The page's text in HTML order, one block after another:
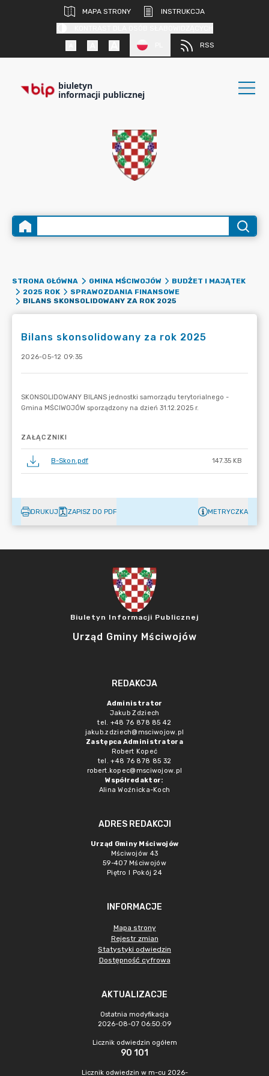
MAPA STRONY
INSTRUKCJA
RSS
biuletyn
informacji publicznej
STRONA GŁÓWNA GMINA MŚCIWOJÓW
BUDŻET I MAJĄTEK
2025 ROK
SPRAWOZDANIA FINANSOWE
BILANS SKONSOLIDOWANY ZA ROK 2025
Bilans skonsolidowany za rok 2025
2026-05-12 09:35
ZAŁĄCZNIKI
B-Skon.pdf 147.35 KB
DRUKUJ ZAPISZ DO PDF METRYCZKA
Biuletyn Informacji Publicznej
Urząd Gminy Mściwojów
REDAKCJA
Administrator
Jakub Zdziech
tel. +48 76 878 85 42
jakub.zdziech@msciwojow.pl
Zastępca Administratora
Robert Kopeć
tel. +48 76 878 85 32
robert.kopec@msciwojow.pl
Współredaktor:
Alina Woźnicka-Koch
ADRES REDAKCJI
Urząd Gminy Mściwojów
Mściwojów 43
59-407 Mściwojów
Piętro I Pokój 24
INFORMACJE
Mapa strony
Rejestr zmian
Statystyki odwiedzin
Dostępność cyfrowa
AKTUALIZACJE
Ostatnia modyfikacja
2026-08-07 06:50:09
Licznik odwiedzin ogółem
90 101
Licznik odwiedzin w m-cu 2026-